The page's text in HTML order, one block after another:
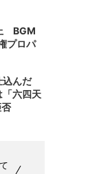
BGM
プロパ
込んだ
六四天